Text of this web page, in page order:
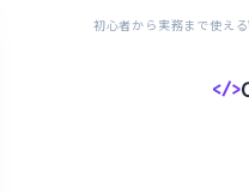
初心者から実務まで使え
</>
コ